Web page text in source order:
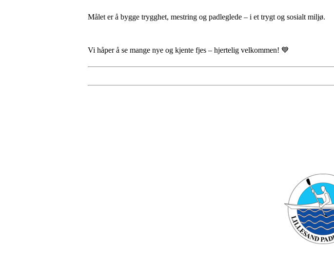
Målet er å bygge trygghet, mestring og padleglede – i et trygt og sosialt miljø.
Vi håper å se mange nye og kjente fjes – hjertelig velkommen! 💙